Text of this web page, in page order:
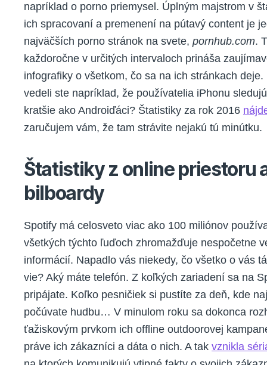
napríklad o porno priemysel. Úplným majstrom v
ich spracovaní a premenení na pútavý content je
najväčších porno stránok na svete, pornhub.com.
každoročne v určitých intervaloch prináša
infografiky o všetkom, čo sa na ich stránkach deje.
vedeli ste napríklad, že používatelia iPhonu
kratšie ako Androiďáci? Štatistiky za rok 2016
zaručujem vám, že tam strávite nejakú tú minútku.
Štatistiky z online priestoru
bilboardy
Spotify má celosveto viac ako 100 miliónov
všetkých týchto ľuďoch zhromažďuje nespočetne
informácií. Napadlo vás niekedy, čo všetko o vás
vie? Aký máte telefón. Z koľkých zariadení sa na
pripájate. Koľko pesničiek si pustíte za deň, kde
počúvate hudbu… V minulom roku sa dokonca
ťažiskovým prvkom ich offline outdoorovej
práve ich zákazníci a dáta o nich. A tak vznikla